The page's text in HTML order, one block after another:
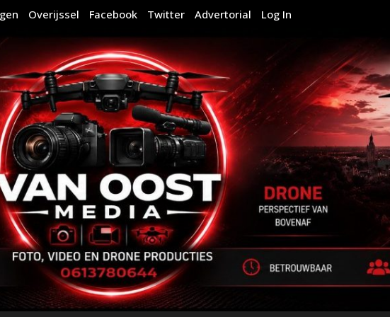
Overijssel Facebook Twitter Advertorial Log In